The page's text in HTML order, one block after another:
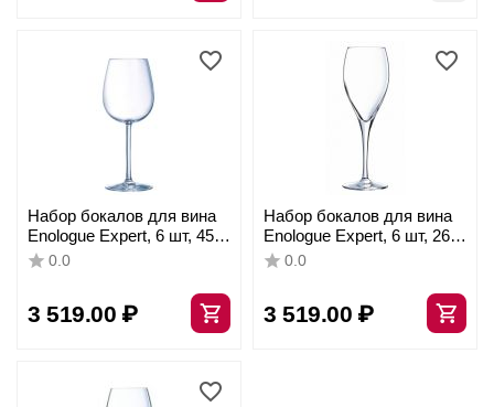
Набор бокалов для вина
Enologue Expert, 6 шт, 450
мл, D87 мм, H216 мм,
0.0
3 519.00 ₽
Набор бокалов для вина
Enologue Expert, 6 шт, 260
мл, D71 мм, H215 мм,
0.0
3 519.00 ₽